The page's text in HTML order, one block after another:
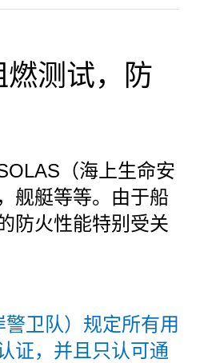
测试，防
（海上生命安
舰艇等等。由于船
防火性能特别受关
卫队）规定所有用
证，并且只认可通